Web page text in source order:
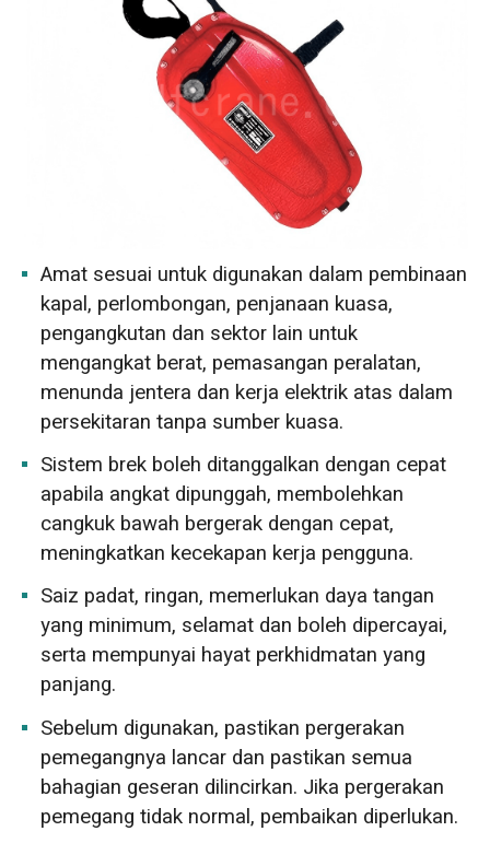
Amat sesuai untuk digunakan dalam pembinaan
kapal, perlombongan, penjanaan kuasa,
pengangkutan dan sektor lain untuk
mengangkat berat, pemasangan peralatan,
menunda jentera dan kerja elektrik atas dalam
persekitaran tanpa sumber kuasa.
Sistem brek boleh ditanggalkan dengan cepat
apabila angkat dipunggah, membolehkan
cangkuk bawah bergerak dengan cepat,
meningkatkan kecekapan kerja pengguna.
Saiz padat, ringan, memerlukan daya tangan
yang minimum, selamat dan boleh dipercayai,
serta mempunyai hayat perkhidmatan yang
panjang.
Sebelum digunakan, pastikan pergerakan
pemegangnya lancar dan pastikan semua
bahagian geseran dilincirkan. Jika pergerakan
pemegang tidak normal, pembaikan diperlukan.